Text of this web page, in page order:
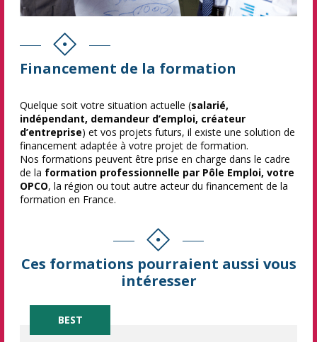
Financement de la formation
Quelque soit votre situation actuelle (salarié,
indépendant, demandeur d’emploi, créateur
d’entreprise) et vos projets futurs, il existe une solution de
financement adaptée à votre projet de formation.
Nos formations peuvent être prise en charge dans le cadre
de la formation professionnelle par Pôle Emploi, votre
OPCO, la région ou tout autre acteur du financement de la
formation en France.
Ces formations pourraient aussi vous
intéresser
BEST